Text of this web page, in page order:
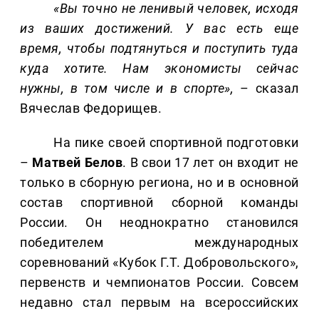
«Вы точно не ленивый человек, исходя
из ваших достижений. У вас есть еще
время, чтобы подтянуться и поступить туда
куда хотите. Нам экономисты сейчас
нужны, в том числе и в спорте», – сказал
Вячеслав Федорищев.
На пике своей спортивной подготовки
– Матвей Белов. В свои 17 лет он входит не
только в сборную региона, но и в основной
состав спортивной сборной команды
России. Он неоднократно становился
победителем международных
соревнований «Кубок Г.Т. Добровольского»,
первенств и чемпионатов России. Совсем
недавно стал первым на всероссийских